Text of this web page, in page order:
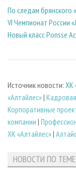
По следам брянского
VI Чемпионат России
Новый класс Ponsse
Источник новости: ХК
«Алтайлес»|
Корпоративные
компании |
ХК «Алтайлес»|
НОВОСТИ ПО ТЕМЕ